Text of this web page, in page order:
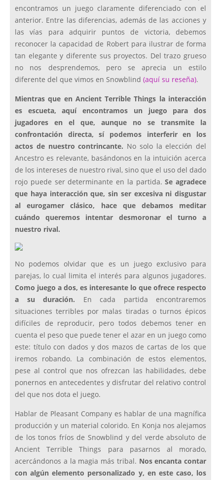
encontramos un juego claramente diferenciado con el
anterior. Entre las diferencias, además de las acciones y
las vías para adquirir puntos de victoria, debemos
reconocer la capacidad de Robert para ilustrar de forma
tan elegante y diferente sus proyectos. Del trazo grueso
no nos desprendemos, pero se aprecia un estilo
diferente del que vimos en Snowblind (aquí su reseña).
Mientras que en Ancient Terrible Things la interacción
es escueta, aquí encontramos un juego para dos
jugadores en el que, aunque no se transmite la
confrontación directa, sí podemos interferir en los
actos de nuestro contrincante. No solo la elección del
Ancestro es relevante, basándonos en la intuición acerca
de los intereses de nuestro rival, sino que el uso del dado
rojo puede ser determinante en la partida.Se agradece
que haya interacción que, sin ser excesiva ni disgustar
al eurogamer clásico, hace que debamos meditar
cuándo queremos intentar desmoronar el turno a
nuestro rival.
No podemos olvidar que es un juego exclusivo para
parejas, lo cual limita el interés para algunos jugadores.
Como juego a dos, es interesante lo que ofrece respecto
a su duración. En cada partida encontraremos
situaciones terribles por malas tiradas o turnos épicos
difíciles de reproducir, pero todos debemos tener en
cuenta el peso que puede tener el azar en un juego como
este: título con dados y dos mazos de cartas de los que
iremos robando. La combinación de estos elementos,
pese al control que nos ofrezcan las habilidades, debe
ponernos en antecedentes y disfrutar del relativo control
del que nos dota el juego.
Hablar de Pleasant Company es hablar de una magnífica
producción y un material colorido. En Konja nos alejamos
de los tonos fríos de Snowblind y del verde absoluto de
Ancient Terrible Things para pasarnos al morado,
acercándonos a la magia más tribal. Nos encanta contar
con algún elemento personalizado y, en este caso, los